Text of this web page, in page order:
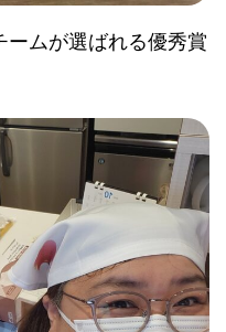
ムが選ばれる優秀賞